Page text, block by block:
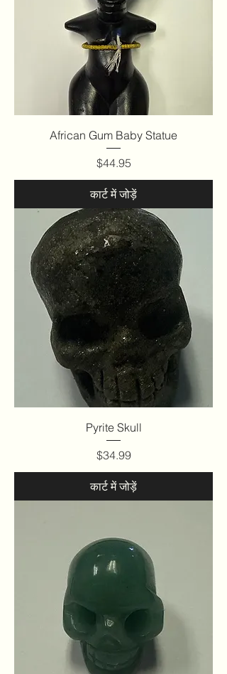
African Gum Baby Statue
मूल्य
$44.95
कार्ट में जोड़ें
Pyrite Skull
मूल्य
$34.99
कार्ट में जोड़ें